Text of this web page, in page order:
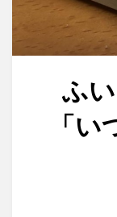
ふ
「